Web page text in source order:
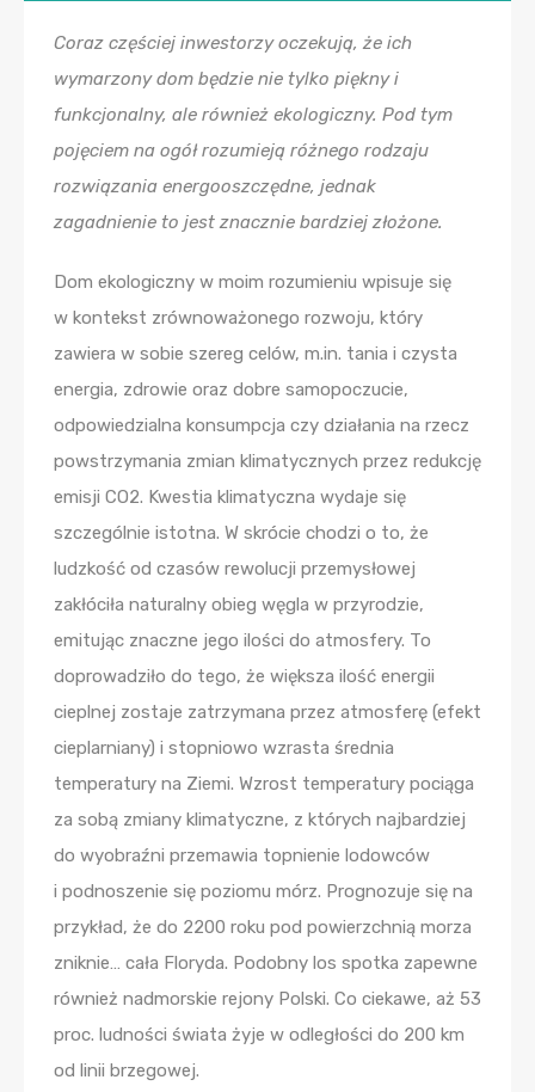
Coraz częściej inwestorzy oczekują, że ich
wymarzony dom będzie nie tylko piękny i
funkcjonalny, ale również ekologiczny. Pod tym
pojęciem na ogół rozumieją różnego rodzaju
rozwiązania energooszczędne, jednak
zagadnienie to jest znacznie bardziej złożone.
Dom ekologiczny w moim rozumieniu wpisuje się
w kontekst zrównoważonego rozwoju, który
zawiera w sobie szereg celów, m.in. tania i czysta
energia, zdrowie oraz dobre samopoczucie,
odpowiedzialna konsumpcja czy działania na rzecz
powstrzymania zmian klimatycznych przez redukcję
emisji CO2. Kwestia klimatyczna wydaje się
szczególnie istotna. W skrócie chodzi o to, że
ludzkość od czasów rewolucji przemysłowej
zakłóciła naturalny obieg węgla w przyrodzie,
emitując znaczne jego ilości do atmosfery. To
doprowadziło do tego, że większa ilość energii
cieplnej zostaje zatrzymana przez atmosferę (efekt
cieplarniany) i stopniowo wzrasta średnia
temperatury na Ziemi. Wzrost temperatury pociąga
za sobą zmiany klimatyczne, z których najbardziej
do wyobraźni przemawia topnienie lodowców
i podnoszenie się poziomu mórz. Prognozuje się na
przykład, że do 2200 roku pod powierzchnią morza
zniknie… cała Floryda. Podobny los spotka zapewne
również nadmorskie rejony Polski. Co ciekawe, aż 53
proc. ludności świata żyje w odległości do 200 km
od linii brzegowej.